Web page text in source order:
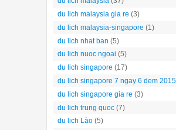
du lich malaysia (37)
du lich malaysia gia re (3)
du lich malaysia-singapore (1)
du lich nhat ban (5)
du lich nuoc ngoai (5)
du lich singapore (17)
du lich singapore 7 ngay 6 dem 2015
du lich singapore gia re (3)
du lich trung quoc (7)
du lịch Lào (5)